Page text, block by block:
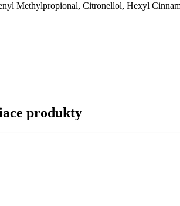
Methylpropional, Citronellol, Hexyl
produkty